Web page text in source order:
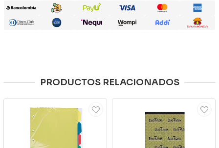
PRODUCTOS RELACIONADOS